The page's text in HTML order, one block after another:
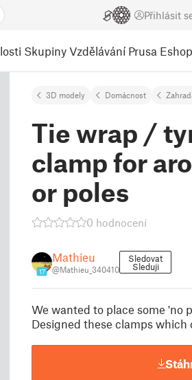
Přihlásit
Skupiny Vzdělávání Prusa Eshop
3D modely Domácnost
Tie wrap /
clamp for
or poles
0 hodnocení
17
Mathieu
@Mathieu_340410
Sledovat
Sleduji
We wanted to place some 'no
Designed these clamps which